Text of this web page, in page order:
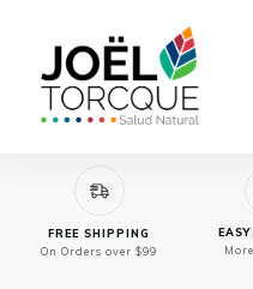
FREE SHIPPING
On Orders over $99